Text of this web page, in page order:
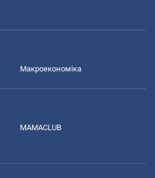
Макроекономіка
MAMACLUB